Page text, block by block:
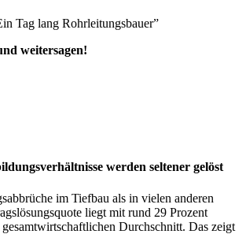
Tag lang Rohrleitungsbauer”
weitersagen!
werden seltener gelöst
im Tiefbau als in vielen anderen
liegt mit rund 29 Prozent
Durchschnitt. Das zeigt